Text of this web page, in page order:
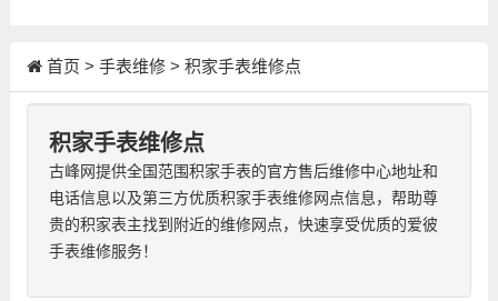
首页 > 手表维修> 积家手表维修点
积家手表维修点
古峰网提供全国范围积家手表的官方售后维修中心地址和
电话信息以及第三方优质积家手表维修网点信息，帮助尊
贵的积家表主找到附近的维修网点，快速享受优质的爱彼
手表维修服务！